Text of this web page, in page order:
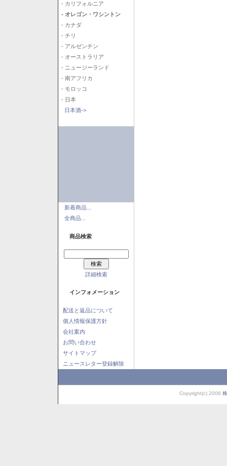
- カリフォルニア
- オレゴン・ワシントン
- カナダ
- チリ
- アルゼンチン
- オーストラリア
- ニュージーランド
- 南アフリカ
- モロッコ
- 日本
日本酒->
新着商品...
全商品...
商品検索
詳細検索
インフォメーション
配送と返品について
個人情報保護方針
会社案内
お問い合わせ
サイトマップ
ニュースレター登録解除
Copyright(c) 2008